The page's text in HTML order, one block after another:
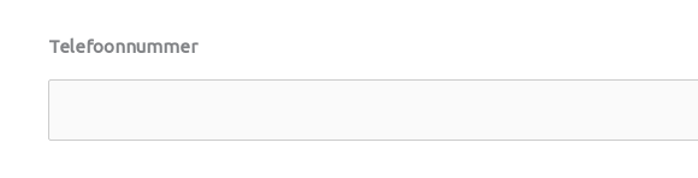
Telefoonnummer